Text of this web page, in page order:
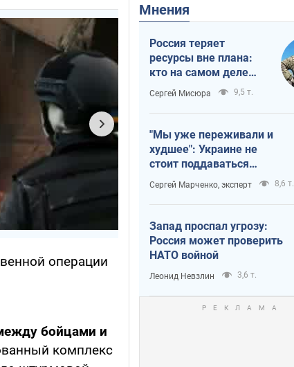
операции
бойцами и
комплекс
Мнения
Россия теряет
ресурсы вне плана:
кто на самом деле
диктует темп войны
Сергей Мисюра 9,5 т.
"Мы уже переживали и
худшее": Украине не
стоит поддаваться
отчаянию из-за
ракетного террора
Сергей Марченко, эксперт 8,6 т.
Запад проспал угрозу:
Россия может проверить
НАТО войной
Леонид Невзлин 3,6 т.